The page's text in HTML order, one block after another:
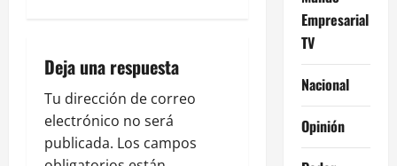
ó
n
Deja una respuesta
Tu dirección de correo
electrónico no será
publicada. Los campos
Empresarial
TV
Nacional
Opinión